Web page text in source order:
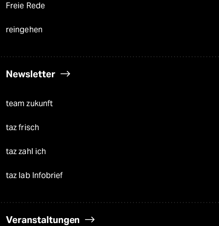
Freie Rede
reingehen
Newsletter
team zukunft
taz frisch
taz zahl ich
taz lab Infobrief
Veranstaltungen